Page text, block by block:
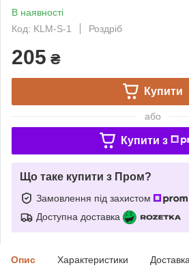
В наявності
Код: KLM-S-1
Роздріб
205 ₴
Купити
або
Купити з
Що таке купити з Пром?
Замовлення під захистом
Доступна доставка
Опис Характеристики Доставка